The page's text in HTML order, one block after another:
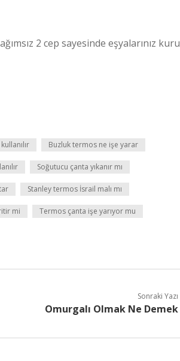
2 cep sayesinde eşyalarınız kuru
Buzluk termos ne işe yarar
Soğutucu çanta yıkanır mı
Stanley termos İsrail malı mı
mi Termos çanta işe yarıyor mu
Sonraki Yazı
Omurgalı Olmak Ne Demek